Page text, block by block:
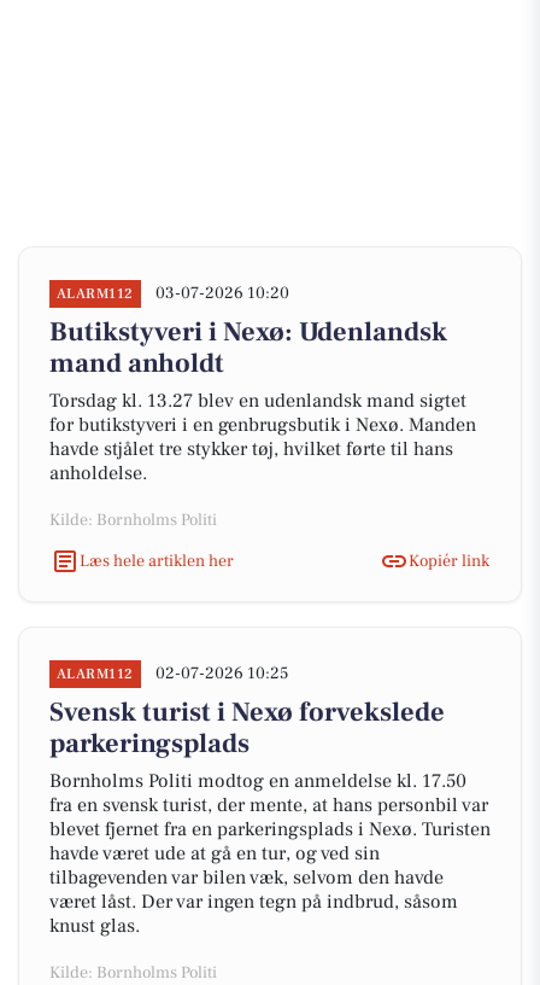
ALARM112 03-07-2026 10:20
Butikstyveri i Nexø: Udenlandsk
mand anholdt
Torsdag kl. 13.27 blev en udenlandsk mand sigtet
for butikstyveri i en genbrugsbutik i Nexø. Manden
havde stjålet tre stykker tøj, hvilket førte til hans
anholdelse.
Kilde: Bornholms Politi
Læs hele artiklen her
Kopiér link
ALARM112 02-07-2026 10:25
Svensk turist i Nexø forvekslede
parkeringsplads
Bornholms Politi modtog en anmeldelse kl. 17.50
fra en svensk turist, der mente, at hans personbil var
blevet fjernet fra en parkeringsplads i Nexø. Turisten
havde været ude at gå en tur, og ved sin
tilbagevenden var bilen væk, selvom den havde
været låst. Der var ingen tegn på indbrud, såsom
knust glas.
Kilde: Bornholms Politi